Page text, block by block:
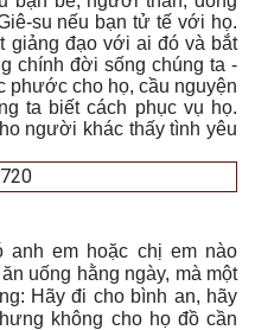
su nếu bạn tử tế với họ.
giảng đạo với ai đó và bắt
chính đời sống chúng ta -
phước cho họ, cầu nguyện
ta biết cách phục vụ họ.
người khác thấy tình yêu
anh em hoặc chị em nào
uống hằng ngày, mà một
Hãy đi cho bình an, hãy
không cho họ đồ cần